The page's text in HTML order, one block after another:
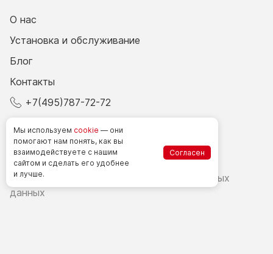
О нас
Установка и обслуживание
Блог
Контакты
+7(495)787-72-72
Счетчики посетителей в РФ
Политика в области обработки персональных
данных
Мы используем cookie — они
помогают нам понять, как вы
взаимодействуете с нашим
сайтом и сделать его удобнее
и лучше.
Согласен